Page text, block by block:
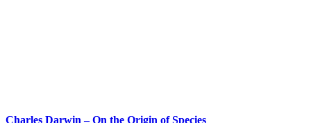
Charles Darwin – On the Origin of Species